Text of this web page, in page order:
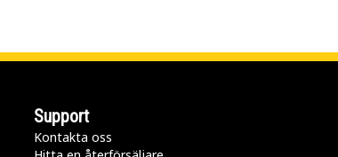
Support
Kontakta oss